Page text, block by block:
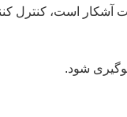
آشکار است، کنترل
شود.